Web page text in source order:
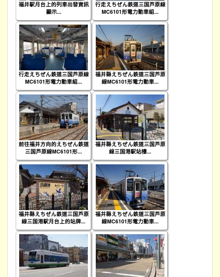
福井駅月台上的列車出發資訊
顯示...
行走えちぜん鉄道三国芦原線
MC6101形電力動車組...
行走えちぜん鉄道三国芦原線
MC6101形電力動車組...
福井縣えちぜん鉄道三国芦原
線MC6101形電力動車...
前往福井方向的えちぜん鉄道
三国芦原線MC6101形...
福井縣えちぜん鉄道三国芦原
線三国港駅站樓...
福井縣えちぜん鉄道三国芦原
線三国港駅月台上的站牌...
福井縣えちぜん鉄道三国芦原
線MC6101形電力動車...